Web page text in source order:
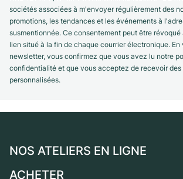
sociétés associées à m'envoyer régulièrement des
promotions, les tendances et les événements à
susmentionnée. Ce consentement peut être
lien situé à la fin de chaque courrier électronique.
newsletter, vous confirmez que vous avez lu notre
confidentialité et que vous acceptez de recevoir des
personnalisées.
NOS ATELIERS EN LIGNE
Allemagne
ACHETER